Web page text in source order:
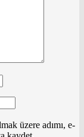
üzere adımı, e-